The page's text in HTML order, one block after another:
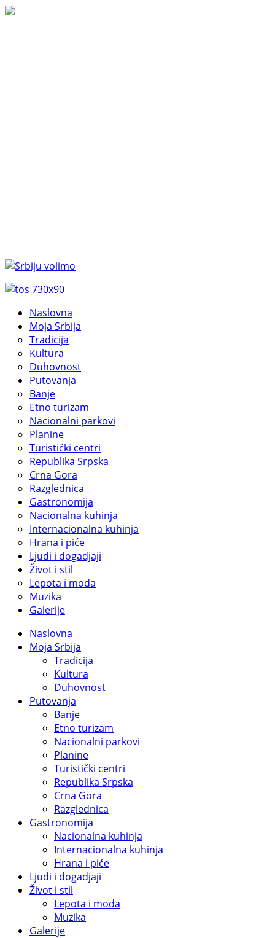
Naslovna
Moja Srbija
Tradicija
Kultura
Duhovnost
Putovanja
Banje
Etno turizam
Nacionalni parkovi
Planine
Turistički centri
Republika Srpska
Crna Gora
Razglednica
Gastronomija
Nacionalna kuhinja
Internacionalna kuhinja
Hrana i piće
Ljudi i dogadjaji
Život i stil
Lepota i moda
Muzika
Galerije
Naslovna
Moja Srbija
Tradicija
Kultura
Duhovnost
Putovanja
Banje
Etno turizam
Nacionalni parkovi
Planine
Turistički centri
Republika Srpska
Crna Gora
Razglednica
Gastronomija
Nacionalna kuhinja
Internacionalna kuhinja
Hrana i piće
Ljudi i dogadjaji
Život i stil
Lepota i moda
Muzika
Galerije